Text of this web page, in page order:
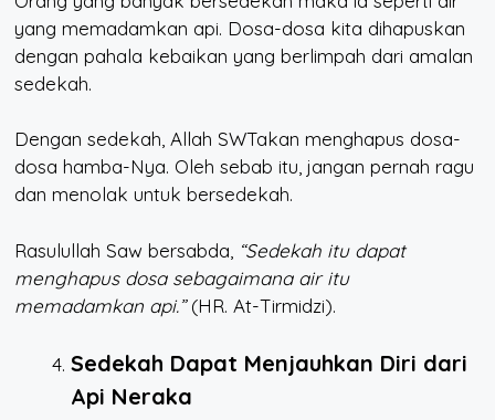
yang memadamkan api. Dosa-dosa kita dihapuskan
dengan pahala kebaikan yang berlimpah dari amalan
sedekah.
Dengan sedekah, Allah SWTakan menghapus dosa-
dosa hamba-Nya. Oleh sebab itu, jangan pernah ragu
dan menolak untuk bersedekah.
Rasulullah Saw bersabda, “Sedekah itu dapat
menghapus dosa sebagaimana air itu
memadamkan api.”(HR. At-Tirmidzi).
Sedekah Dapat Menjauhkan Diri dari
Api Neraka